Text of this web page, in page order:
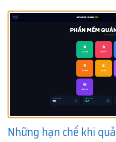
Những hạn chế khi